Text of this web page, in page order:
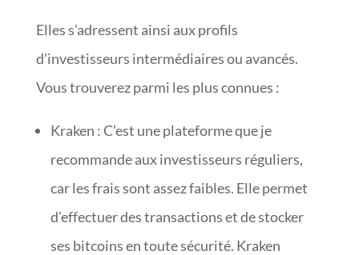
Elles s’adressent ainsi aux profils
d’investisseurs intermédiaires ou avancés.
Vous trouverez parmi les plus connues :
Kraken : C’est une plateforme que je
recommande aux investisseurs réguliers,
car les frais sont assez faibles. Elle permet
d’effectuer des transactions et de stocker
ses bitcoins en toute sécurité. Kraken